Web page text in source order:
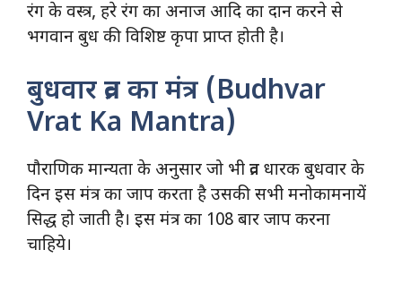
रंग के वस्त्र, हरे रंग का अनाज आदि का दान करने से
भगवान बुध की विशिष्ट कृपा प्राप्त होती है।
बुधवार व्रत का मंत्र (Budhvar
Vrat Ka Mantra)
पौराणिक मान्यता के अनुसार जो भी व्रत धारक बुधवार के
दिन इस मंत्र का जाप करता है उसकी सभी मनोकामनायें
सिद्ध हो जाती है। इस मंत्र का 108 बार जाप करना
चाहिये।